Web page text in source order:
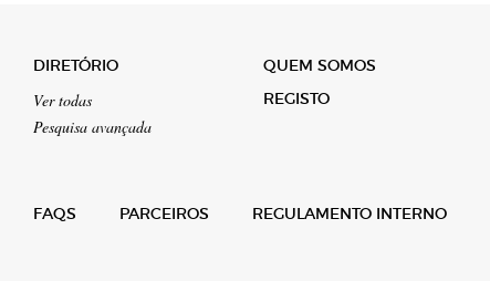
DIRETÓRIO
Ver todas
Pesquisa avançada
QUEM SOMOS
REGISTO
FAQS PARCEIROS REGULAMENTO INTERNO